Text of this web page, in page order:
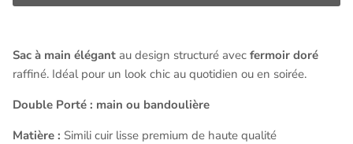
Sac à main élégant au design structuré avec fermoir doré
raffiné. Idéal pour un look chic au quotidien ou en soirée.
Double Porté : main ou bandoulière
Matière : Simili cuir lisse premium de haute qualité